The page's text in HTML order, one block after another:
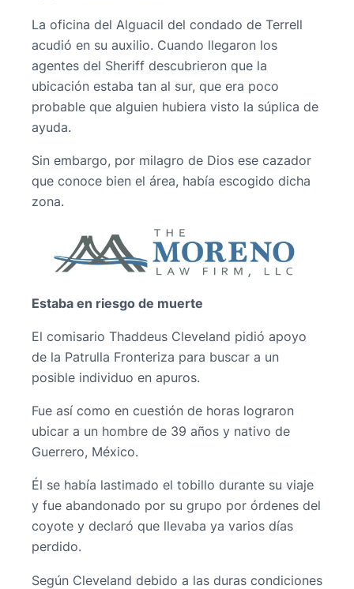
La oficina del Alguacil del condado de Terrell
acudió en su auxilio. Cuando llegaron los
agentes del Sheriff descubrieron que la
ubicación estaba tan al sur, que era poco
probable que alguien hubiera visto la súplica de
ayuda.
Sin embargo, por milagro de Dios ese cazador
que conoce bien el área, había escogido dicha
zona.
Estaba en riesgo de muerte
El comisario Thaddeus Cleveland pidió apoyo
de la Patrulla Fronteriza para buscar a un
posible individuo en apuros.
Fue así como en cuestión de horas lograron
ubicar a un hombre de 39 años y nativo de
Guerrero, México.
Él se había lastimado el tobillo durante su viaje
y fue abandonado por su grupo por órdenes del
coyote y declaró que llevaba ya varios días
perdido.
Según Cleveland debido a las duras condiciones